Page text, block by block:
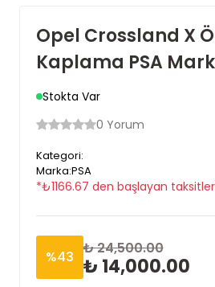
Opel Crossland X
Kaplama PSA
Stokta Var
0 Yorum
Kategori:
Marka:PSA
*₺1166.67 den başlayan
%43 ₺ 24,500.00
₺ 14,000.00